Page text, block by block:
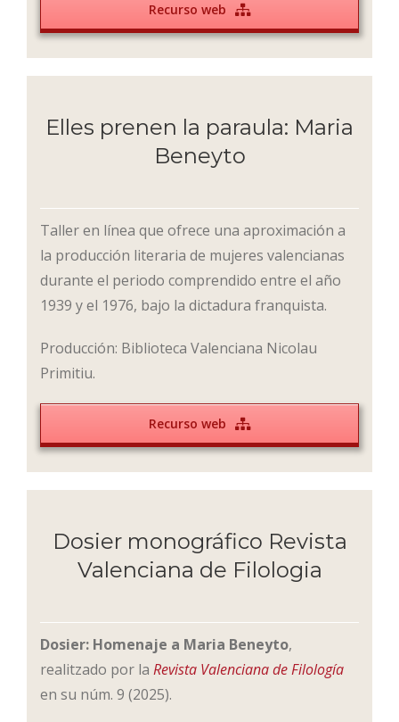
Recurso web
Elles prenen la paraula: Maria
Beneyto
Taller en línea que ofrece una aproximación a
la producción literaria de mujeres valencianas
durante el periodo comprendido entre el año
1939 y el 1976, bajo la dictadura franquista.
Producción: Biblioteca Valenciana Nicolau
Primitiu.
Recurso web
Dosier monográfico Revista
Valenciana de Filologia
Dosier: Homenaje a Maria Beneyto,
realitzado por la Revista Valenciana de Filología
en su núm. 9 (2025).